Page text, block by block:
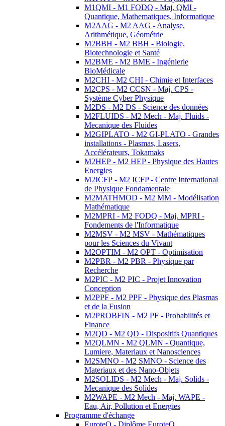
M1QMI - M1 FODQ - Maj. QMI -
Quantique, Mathematiques, Informatique
M2AAG - M2 AAG - Analyse,
Arithmétique, Géométrie
M2BBH - M2 BBH - Biologie,
Biotechnologie et Santé
M2BME - M2 BME - Ingénierie
BioMédicale
M2CHI - M2 CHI - Chimie et Interfaces
M2CPS - M2 CCSN - Maj. CPS -
Système Cyber Physique
M2DS - M2 DS - Science des données
M2FLUIDS - M2 Mech - Maj. Fluids -
Mecanique des Fluides
M2GIPLATO - M2 GI-PLATO - Grandes
installations - Plasmas, Lasers,
Accélérateurs, Tokamaks
M2HEP - M2 HEP - Physique des Hautes
Energies
M2ICFP - M2 ICFP - Centre International
de Physique Fondamentale
M2MATHMOD - M2 MM - Modélisation
Mathématique
M2MPRI - M2 FODQ - Maj. MPRI -
Fondements de l'Informatique
M2MSV - M2 MSV - Mathématiques
pour les Sciences du Vivant
M2OPTIM - M2 OPT - Optimisation
M2PBR - M2 PBR - Physique par
Recherche
M2PIC - M2 PIC - Projet Innovation
Conception
M2PPF - M2 PPF - Physique des Plasmas
et de la Fusion
M2PROBFIN - M2 PF - Probabilités et
Finance
M2QD - M2 QD - Dispositifs Quantiques
M2QLMN - M2 QLMN - Quantique,
Lumiere, Materiaux et Nanosciences
M2SMNO - M2 SMNO - Science des
Materiaux et des Nano-Objets
M2SOLIDS - M2 Mech - Maj. Solids -
Mecanique des Solides
M2WAPE - M2 Mech - Maj. WAPE -
Eau, Air, Pollution et Energies
Programme d'échange
EuroteQ - Diplôme EuroteQ